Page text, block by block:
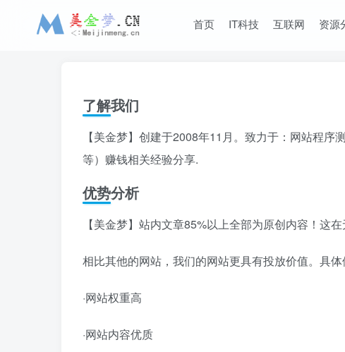
首页 IT科技 互联网 资源
了解我们
【美金梦】创建于2008年11月。致力于：网站程
等）赚钱相关经验分享.
优势分析
【美金梦】站内文章85%以上全部为原创内容！这
相比其他的网站，我们的网站更具有投放价值。具体
·网站权重高
·网站内容优质